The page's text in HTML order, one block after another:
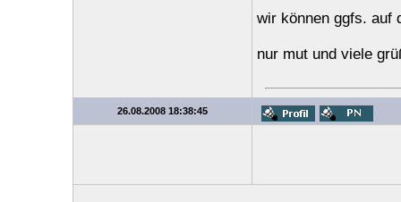
wir können ggfs. auf
nur mut und viele
26.08.2008 18:38:45